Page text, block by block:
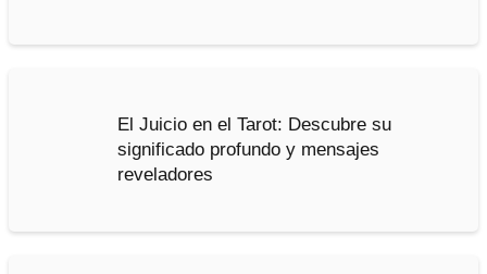
El Juicio en el Tarot: Descubre su
significado profundo y mensajes
reveladores